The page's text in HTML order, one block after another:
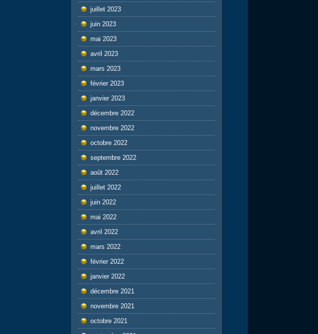
juillet 2023
juin 2023
mai 2023
avril 2023
mars 2023
février 2023
janvier 2023
décembre 2022
novembre 2022
octobre 2022
septembre 2022
août 2022
juillet 2022
juin 2022
mai 2022
avril 2022
mars 2022
février 2022
janvier 2022
décembre 2021
novembre 2021
octobre 2021